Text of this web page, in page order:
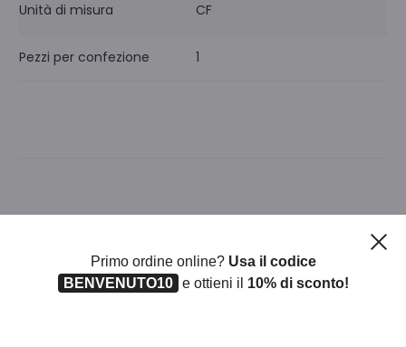
Unità di misura CF
Pezzi per confezione 1
Primo ordine online? Usa il codice
BENVENUTO10
e ottieni il 10% di sconto!